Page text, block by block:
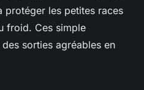
protéger les petites races
froid. Ces simple
sorties agréables en